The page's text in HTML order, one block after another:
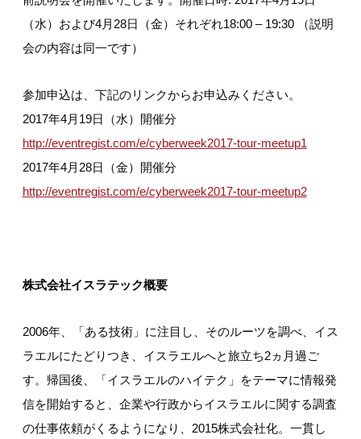
（水）および4月28日（金）それぞれ18:00 – 19:30 （説明
会の内容は同一です）
参加申込は、下記のリンクからお申込みください。
2017年4月19日（水）開催分
http://eventregist.com/e/cyberweek2017-tour-meetup1
2017年4月28日（金）開催分
http://eventregist.com/e/cyberweek2017-tour-meetup2
株式会社イスラテック概要
2006年、「ある技術」に注目し、そのルーツを調べ、イス
ラエルにたどりつき、イスラエルへと旅立ち2ヵ月過ご
す。帰国後、「イスラエルのハイテク」をテーマに情報発
信を開始すると、企業や行政からイスラエルに関する調査
の仕事依頼がくるようになり、2015株式会社化。一貫し